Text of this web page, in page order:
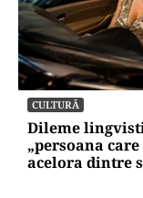
CULTURĂ
Dileme
„persoana
acelora dintre